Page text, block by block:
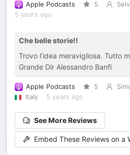
Apple Podcasts 5
5 years ago
Che belle storie!!
Trovo l’idea meravigliosa. Tutto
Grande Dir Alessandro Banfi
Apple Podcasts 5
Italy
5 years ago
See More Reviews
Embed These Reviews on a